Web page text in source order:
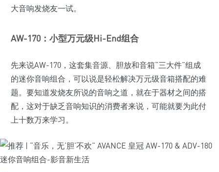
大音响发烧友一试。
AW-170：小型万元级Hi-End组合
先来说AW-170，这套集音源、胆放和音箱“三大件”组成
的迷你音响组合，可以说是轻松解决万元级音箱搭配的难
题。要知道发烧友所说的音响之道，就在于器材之间的搭
配，这对于缺乏音响知识的消费者来说，可能就要为此付
上十数万来学习。